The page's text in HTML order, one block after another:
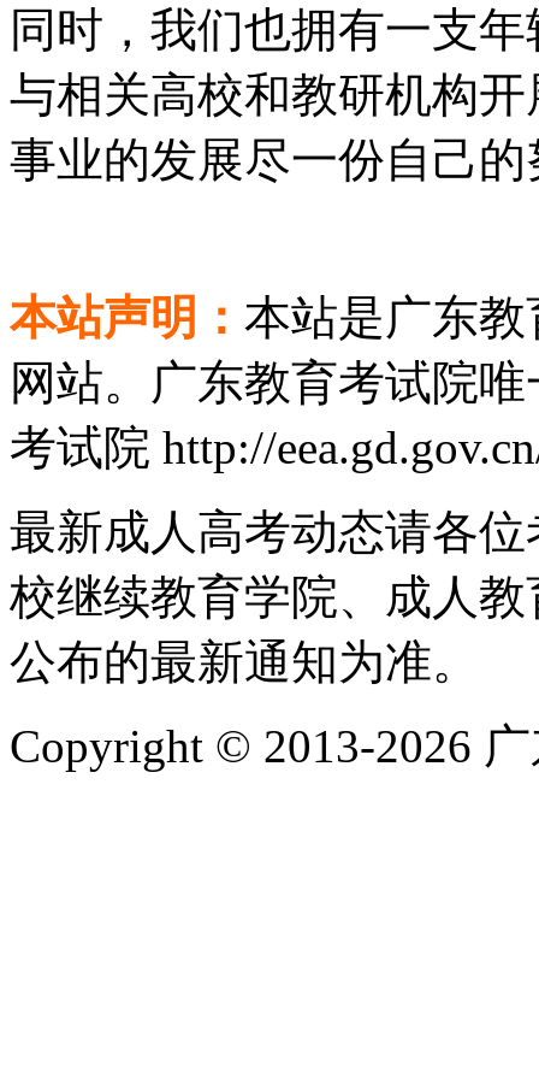
同时，我们也拥有一支
与相关高校和教研机构
事业的发展尽一份自己的
本站声明： 本站是广东
网站。广东教育考试院
考试院 http://
最新成人高考动态请各
校继续教育学院、成人
公布的最新通知为准。
Copyright © 2013-2026